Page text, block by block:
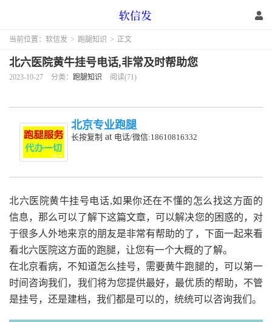
当前位置： 软信发 > 跑腿知识 > 正文
北六医院黄牛挂号电话,非常及时帮助您
2023-10-27 分类： 跑腿知识 阅读(71)
北京专业跑腿
长按复制 at 电话/微信:18610816332
北六医院黄牛挂号电话,如果你还在不懂的怎么找这方面的
信息，那么可以了解下这篇文章，可以解决您的困惑的，对
于很多人外地来京的朋友是非常有帮助的了，下面一起来看
看北六医院这方面的跑腿，让您有一个大概的了解。
在北京看病，不知道怎么挂号，需要黄牛跑腿的，可以第一
时间咨询我们，我们将为您提供最好，最优质的帮助，不管
是挂号，还是建档，我们都是可以的，统统可以咨询我们。